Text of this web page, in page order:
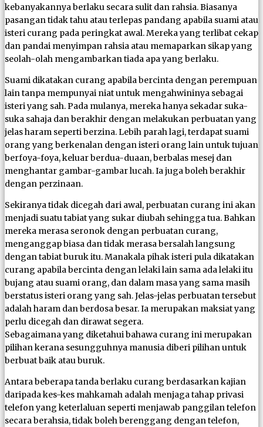
kebanyakannya berlaku secara sulit dan rahsia. Biasanya
pasangan tidak tahu atau terlepas pandang apabila suami atau
isteri curang pada peringkat awal. Mereka yang terlibat cekap
dan pandai menyimpan rahsia atau memaparkan sikap yang
seolah-olah mengambarkan tiada apa yang berlaku.
Suami dikatakan curang apabila bercinta dengan perempuan
lain tanpa mempunyai niat untuk mengahwininya sebagai
isteri yang sah. Pada mulanya, mereka hanya sekadar suka-
suka sahaja dan berakhir dengan melakukan perbuatan yang
jelas haram seperti berzina. Lebih parah lagi, terdapat suami
orang yang berkenalan dengan isteri orang lain untuk tujuan
berfoya-foya, keluar berdua-duaan, berbalas mesej dan
menghantar gambar-gambar lucah. Ia juga boleh berakhir
dengan perzinaan.
Sekiranya tidak dicegah dari awal, perbuatan curang ini akan
menjadi suatu tabiat yang sukar diubah sehingga tua. Bahkan
mereka merasa seronok dengan perbuatan curang,
menganggap biasa dan tidak merasa bersalah langsung
dengan tabiat buruk itu. Manakala pihak isteri pula dikatakan
curang apabila bercinta dengan lelaki lain sama ada lelaki itu
bujang atau suami orang, dan dalam masa yang sama masih
berstatus isteri orang yang sah. Jelas-jelas perbuatan tersebut
adalah haram dan berdosa besar. Ia merupakan maksiat yang
perlu dicegah dan dirawat segera.
Sebagaimana yang diketahui bahawa curang ini merupakan
pilihan kerana sesungguhnya manusia diberi pilihan untuk
berbuat baik atau buruk.
Antara beberapa tanda berlaku curang berdasarkan kajian
daripada kes-kes mahkamah adalah menjaga tahap privasi
telefon yang keterlaluan seperti menjawab panggilan telefon
secara berahsia, tidak boleh berenggang dengan telefon,